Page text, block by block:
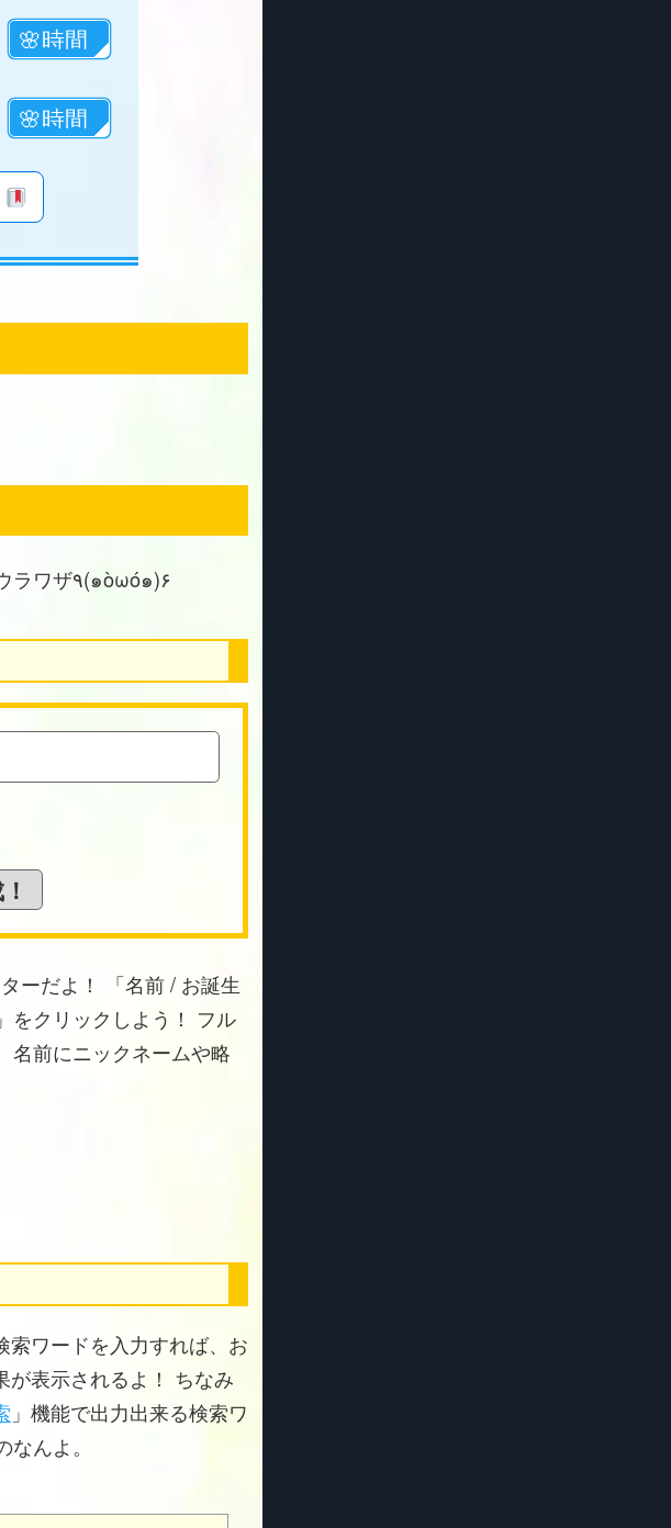
お誕生日を追い駆けるのに超便利なプロのウラワザ٩(๑òωó๑)۶
ーだよ！ 「名前 / お誕生
をクリックしよう！ フル
名前にニックネームや略
索ワードを入力すれば、お
が表示されるよ！ ちなみ
」機能で出力出来る検索ワ
んよ。